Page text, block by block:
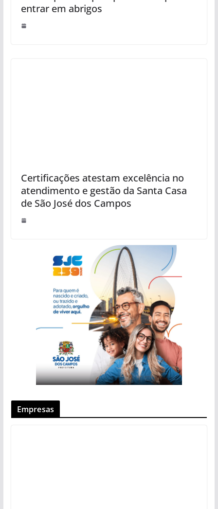
entrar em abrigos
Certificações atestam excelência no
atendimento e gestão da Santa Casa
de São José dos Campos
Empresas